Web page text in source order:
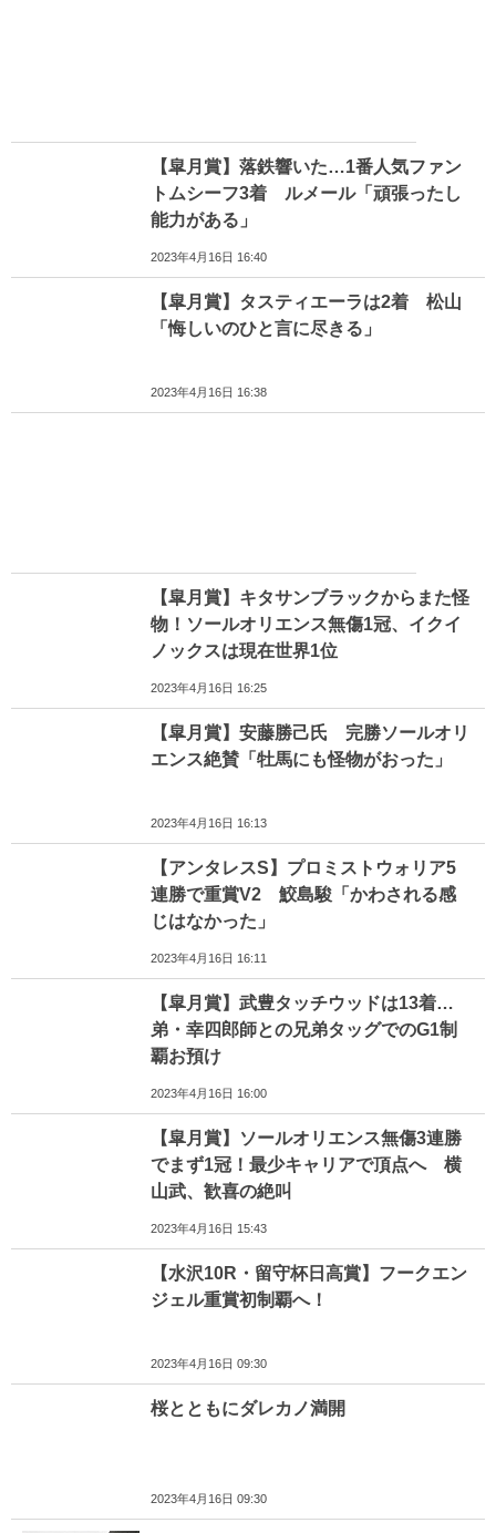
【皐月賞】落鉄響いた…1番人気ファン
トムシーフ3着 ルメール「頑張ったし
能力がある」
2023年4月16日 16:40
【皐月賞】タスティエーラは2着 松山
「悔しいのひと言に尽きる」
2023年4月16日 16:38
【皐月賞】キタサンブラックからまた怪
物！ソールオリエンス無傷1冠、イクイ
ノックスは現在世界1位
2023年4月16日 16:25
【皐月賞】安藤勝己氏 完勝ソールオリ
エンス絶賛「牡馬にも怪物がおった」
2023年4月16日 16:13
【アンタレスS】プロミストウォリア5
連勝で重賞V2 鮫島駿「かわされる感
じはなかった」
2023年4月16日 16:11
【皐月賞】武豊タッチウッドは13着…
弟・幸四郎師との兄弟タッグでのG1制
覇お預け
2023年4月16日 16:00
【皐月賞】ソールオリエンス無傷3連勝
でまず1冠！最少キャリアで頂点へ 横
山武、歓喜の絶叫
2023年4月16日 15:43
【水沢10R・留守杯日高賞】フークエン
ジェル重賞初制覇へ！
2023年4月16日 09:30
桜とともにダレカノ満開
2023年4月16日 09:30